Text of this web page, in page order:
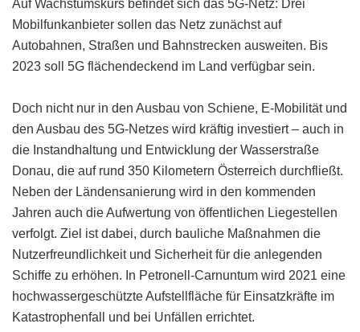
Auf Wachstumskurs befindet sich das 5G-Netz: Drei
Mobilfunkanbieter sollen das Netz zunächst auf
Autobahnen, Straßen und Bahnstrecken ausweiten. Bis
2023 soll 5G flächendeckend im Land verfügbar sein.
Doch nicht nur in den Ausbau von Schiene, E-Mobilität und
den Ausbau des 5G-Netzes wird kräftig investiert – auch in
die Instandhaltung und Entwicklung der Wasserstraße
Donau, die auf rund 350 Kilometern Österreich durchfließt.
Neben der Ländensanierung wird in den kommenden
Jahren auch die Aufwertung von öffentlichen Liegestellen
verfolgt. Ziel ist dabei, durch bauliche Maßnahmen die
Nutzerfreundlichkeit und Sicherheit für die anlegenden
Schiffe zu erhöhen. In Petronell-Carnuntum wird 2021 eine
hochwassergeschützte Aufstellfläche für Einsatzkräfte im
Katastrophenfall und bei Unfällen errichtet.